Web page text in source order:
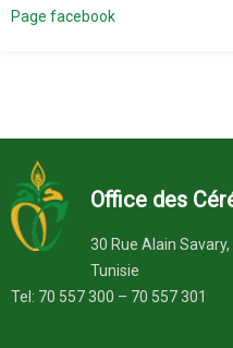
Page facebook
Office des
30 Rue Alain
Tunisie
Tel: 70 557 300 – 70 557 301